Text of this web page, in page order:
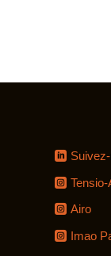
Airo
Imao